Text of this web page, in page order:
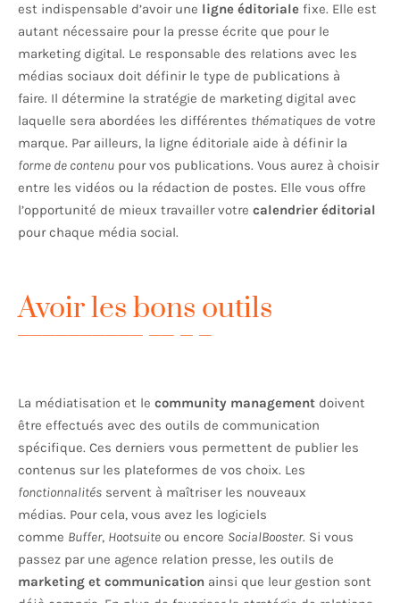
est indispensable d’avoir une ligne éditoriale fixe. Elle est
autant nécessaire pour la presse écrite que pour le
marketing digital. Le responsable des relations avec les
médias sociaux doit définir le type de publications à
faire. Il détermine la stratégie de marketing digital avec
laquelle sera abordées les différentes thématiques de votre
marque. Par ailleurs, la ligne éditoriale aide à définir la
forme de contenu pour vos publications. Vous aurez à choisir
entre les vidéos ou la rédaction de postes. Elle vous offre
l’opportunité de mieux travailler votre calendrier éditorial
pour chaque média social.
Avoir les bons outils
La médiatisation et le community management doivent
être effectués avec des outils de communication
spécifique. Ces derniers vous permettent de publier les
contenus sur les plateformes de vos choix. Les
fonctionnalités servent à maîtriser les nouveaux
médias. Pour cela, vous avez les logiciels
comme Buffer, Hootsuite ou encore SocialBooster. Si vous
passez par une agence relation presse, les outils de
marketing et communication ainsi que leur gestion sont